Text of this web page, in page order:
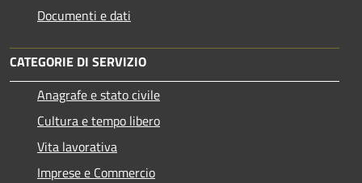
Documenti e dati
CATEGORIE DI SERVIZIO
Anagrafe e stato civile
Cultura e tempo libero
Vita lavorativa
Imprese e Commercio